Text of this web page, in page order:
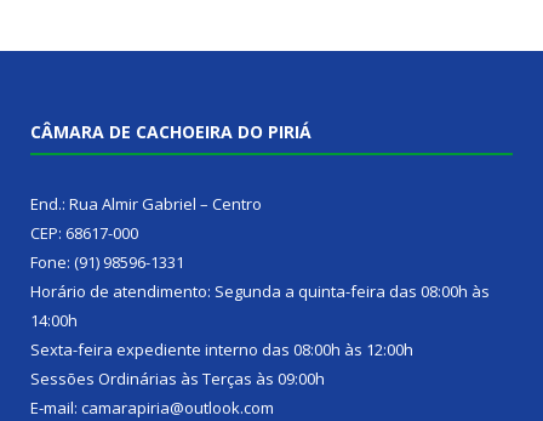
CÂMARA DE CACHOEIRA DO PIRIÁ
End.: Rua Almir Gabriel – Centro
CEP: 68617-000
Fone: (91) 98596-1331
Horário de atendimento: Segunda a quinta-feira das 08:00h às
14:00h
Sexta-feira expediente interno das 08:00h às 12:00h
Sessões Ordinárias às Terças às 09:00h
E-mail: camarapiria@outlook.com